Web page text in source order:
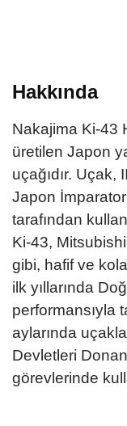
Hakkında
Nakajima Ki-43
üretilen Japon
uçağıdır. Uçak,
Japon
tarafından
Ki-43,
gibi, hafif ve
ilk yıllarında
performansıyla
aylarında
Devletleri
görevlerinde